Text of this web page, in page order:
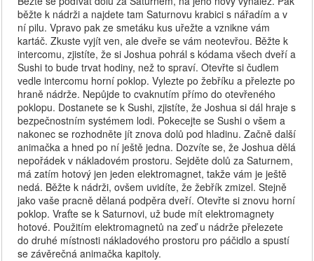
běžte k nádrži a najdete tam Saturnovu krabici s nářadím a v
ní pilu. Vpravo pak ze smetáku kus uřežte a vznikne vám
kartáč. Zkuste vyjít ven, ale dveře se vám neotevřou. Běžte k
intercomu, zjistíte, že si Joshua pohrál s kódama všech dveří a
Sushi to bude trvat hodiny, než to spraví. Otevřte si čudlem
vedle intercomu horní poklop. Vylezte po žebříku a přelezte po
hraně nádrže. Nepůjde to cvaknutím přímo do otevřeného
poklopu. Dostanete se k Sushi, zjistíte, že Joshua si dál hraje s
bezpečnostním systémem lodi. Pokecejte se Sushi o všem a
nakonec se rozhodněte jít znova dolů pod hladinu. Začně další
animačka a hned po ní ještě jedna. Dozvíte se, že Joshua dělá
nepořádek v nákladovém prostoru. Sejděte dolů za Saturnem,
má zatím hotový jen jeden elektromagnet, takže vám je ještě
nedá. Běžte k nádrži, ovšem uvidíte, že žebřík zmizel. Stejně
jako vaše pracně dělaná podpěra dveří. Otevřte si znovu horní
poklop. Vraťte se k Saturnovi, už bude mít elektromagnety
hotové. Použitím elektromagnetů na zeď u nádrže přelezete
do druhé místnosti nákladového prostoru pro páčidlo a spustí
se závěrečná animačka kapitoly.